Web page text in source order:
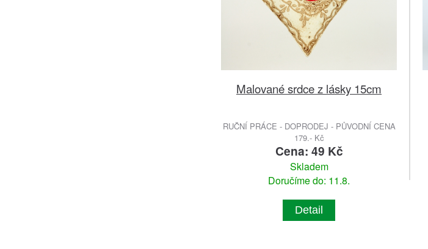
Malované srdce z lásky 15cm
RUČNÍ PRÁCE - DOPRODEJ - PŮVODNÍ CENA
179.- Kč
Cena: 49 Kč
Skladem
Doručíme do: 11.8.
Detail